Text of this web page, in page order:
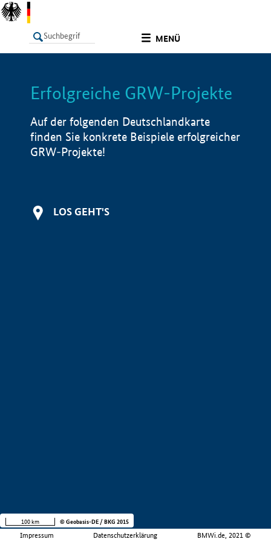
MENÜ
LISTE Info
Erfolgreiche GRW-Projekte
Auf der folgenden Deutschlandkarte
finden Sie konkrete Beispiele erfolgreicher
GRW-Projekte!
LOS GEHT'S
Impressum Datenschutzerklärung BMWi.de, 2021 ©
100 km © Geobasis-DE / BKG 2015